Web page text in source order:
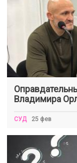
Владимира
СУД 25 фев